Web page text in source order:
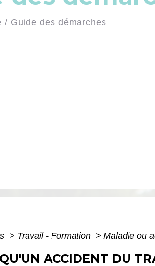
/ Guide des démarches
> Travail - Formation > Maladie ou
ACCIDENT DU